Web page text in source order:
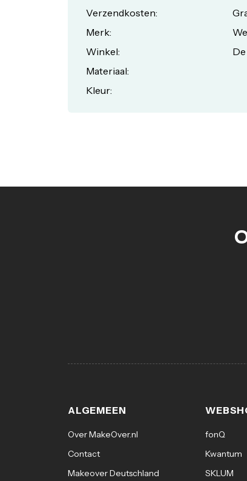
Verzendkosten:
Merk:
Winkel:
Materiaal:
Kleur:
ALGEMEEN
Over MakeOver.nl
Contact
Makeover Deutschland
fonQ
Kwantum
SKLUM